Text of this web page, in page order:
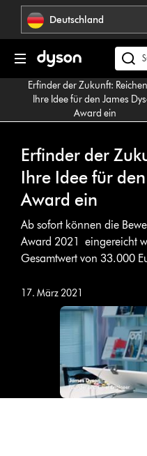
Navigation
überspringenDeutschland
Erfinder der Zukunft:
Ihre Idee für den James
Award ein
Erfinder der
Ihre Idee für
Award ein
Ab sofort können die
Award 2021 eingereicht
Gesamtwert von 33.000
17. März 2021